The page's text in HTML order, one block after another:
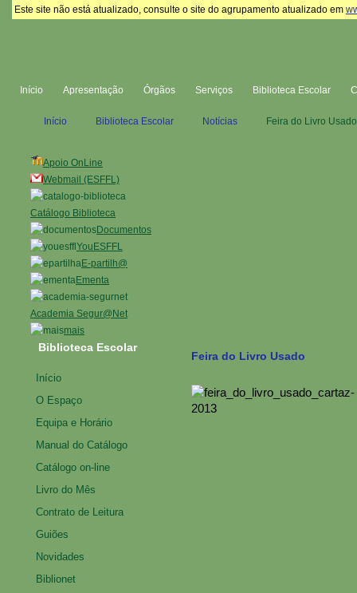
Este site não está atualizado, consulte o site do agrupamento atualizado em
Início Apresentação Órgãos Serviços Biblioteca Escolar
Apoio OnLine
Webmail (ESFFL)
Catálogo Biblioteca
Documentos
YouESFFL
E-partilh@
Ementa
Academia Segur@Net
mais
Início Biblioteca Escolar Notícias Feira do Livro Usado
Feira do Livro Usado
Biblioteca Escolar
Início
O Espaço
Equipa e Horário
Manual do Catálogo
Catálogo on-line
Livro do Mês
Contrato de Leitura
Guiões
Novidades
Biblionet